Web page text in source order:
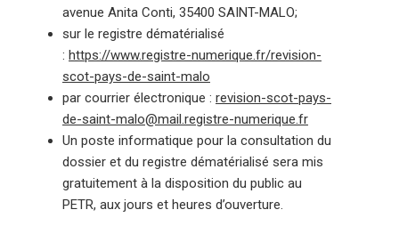
avenue Anita Conti, 35400 SAINT-MALO;
sur le registre dématérialisé
: https://www.registre-numerique.fr/revision-
scot-pays-de-saint-malo
par courrier électronique : revision-scot-pays-
de-saint-malo@mail.registre-numerique.fr
Un poste informatique pour la consultation du
dossier et du registre dématérialisé sera mis
gratuitement à la disposition du public au
PETR, aux jours et heures d’ouverture.